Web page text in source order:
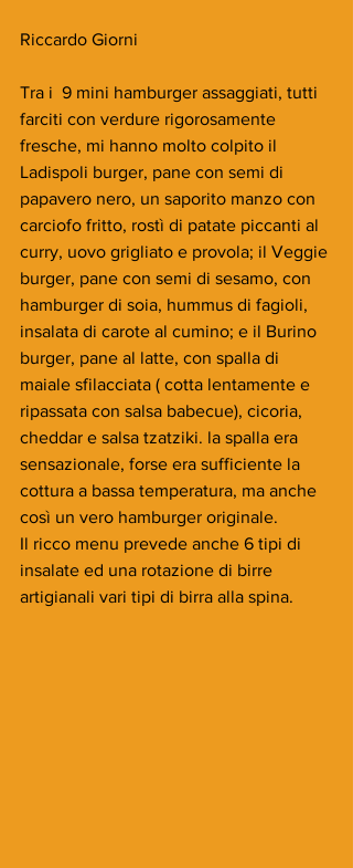
Riccardo Giorni
Tra i  9 mini hamburger assaggiati, tutti
farciti con verdure rigorosamente
fresche, mi hanno molto colpito il
Ladispoli burger, pane con semi di
papavero nero, un saporito manzo con
carciofo fritto, rostì di patate piccanti al
curry, uovo grigliato e provola; il Veggie
burger, pane con semi di sesamo, con
hamburger di soia, hummus di fagioli,
insalata di carote al cumino; e il Burino
burger, pane al latte, con spalla di
maiale sfilacciata ( cotta lentamente e
ripassata con salsa babecue), cicoria,
cheddar e salsa tzatziki. la spalla era
sensazionale, forse era sufficiente la
cottura a bassa temperatura, ma anche
così un vero hamburger originale.
Il ricco menu prevede anche 6 tipi di
insalate ed una rotazione di birre
artigianali vari tipi di birra alla spina.